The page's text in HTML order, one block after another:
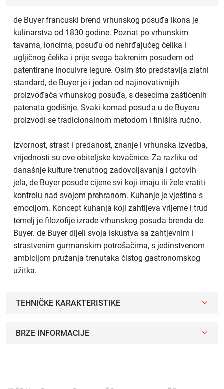
de Buyer francuski brend vrhunskog posuđa ikona je
kulinarstva od 1830 godine. Poznat po vrhunskim
tavama, loncima, posuđu od nehrđajućeg čelika i
ugljičnog čelika i prije svega bakrenim posuđem od
patentirane Inocuivre legure. Osim što predstavlja zlatni
standard, de Buyer je i jedan od najinovativnijih
proizvođača vrhunskog posuđa, s desecima zaštićenih
patenata godišnje. Svaki komad posuđa u de Buyeru
proizvodi se tradicionalnom metodom i finišira ručno.
Izvornost, strast i predanost, znanje i vrhunska izvedba,
vrijednosti su ove obiteljske kovačnice. Za razliku od
današnje kulture trenutnog zadovoljavanja i gotovih
jela, de Buyer posuđe cijene svi koji imaju ili žele vratiti
kontrolu nad svojom prehranom. Kuhanje je vještina s
emocijom. Koncept kuhanja koji zahtijeva vrijeme i trud
temelj je filozofije izrade vrhunskog posuđa brenda de
Buyer. de Buyer dijeli svoja iskustva sa zahtjevnim i
strastvenim gurmanskim potrošačima, s jedinstvenom
ambicijom pružanja trenutaka čistog gastronomskog
užitka.
TEHNIČKE KARAKTERISTIKE
BRZE INFORMACIJE